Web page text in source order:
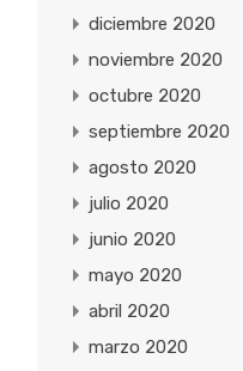
diciembre 2020
noviembre 2020
octubre 2020
septiembre 2020
agosto 2020
julio 2020
junio 2020
mayo 2020
abril 2020
marzo 2020